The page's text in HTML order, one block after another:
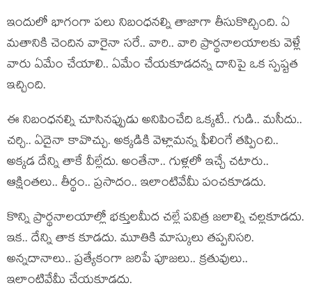
ఇందులో భాగంగా పలు నిబంధనల్ని తాజాగా తీసుకొచ్చింది. ఏ
మతానికి చెందిన వారైనా సరే.. వారి.. వారి ప్రార్థనాలయాలకు వెళ్లే
వారు ఏమేం చేయాలి.. ఏమేం చేయకూడదన్న దానిపై ఒక స్పష్టత
ఇచ్చింది.
ఈ నిబంధనల్ని చూసినప్పుడు అనిపించేది ఒక్కటే.. గుడి.. మసీదు..
చర్చి.. ఏదైనా కావొచ్చు. అక్కడికి వెళ్లామన్న ఫీలింగే తప్పించి..
అక్కడ దేన్ని తాకే వీల్లేదు. అంతేనా.. గుళ్లలో ఇచ్చే చటారు..
ఆక్షింతలు.. తీర్థం.. ప్రసాదం.. ఇలాంటివేమీ పంచకూడదు.
కొన్ని ప్రార్థనాలయాల్లో భక్తులమీద చల్లే పవిత్ర జలాల్ని చల్లకూడదు.
ఇక.. దేన్ని తాక కూడదు. మూతికి మాస్కులు తప్పనిసరి.
అన్నదానాలు.. ప్రత్యేకంగా జరిపే పూజలు.. క్రతువులు..
ఇలాంటివేమీ చేయకూడదు.